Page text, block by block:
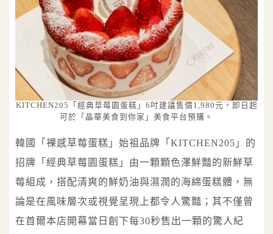
KITCHEN205「經典草莓園蛋糕」6吋建議售價1,980元，即日起
可於「晶華美食到你家」美食平台預購。
韓國「裸感草莓蛋糕」始祖品牌「KITCHEN205」的
招牌「經典草莓園蛋糕」由一顆顆色澤鮮豔的新鮮草
莓組成，搭配清爽的鮮奶油與濕潤的海綿蛋糕體，無
論是在風味層次或視覺呈現上都令人驚豔；其不僅曾
在首爾本店開幕當日創下每30秒售出一顆的驚人紀